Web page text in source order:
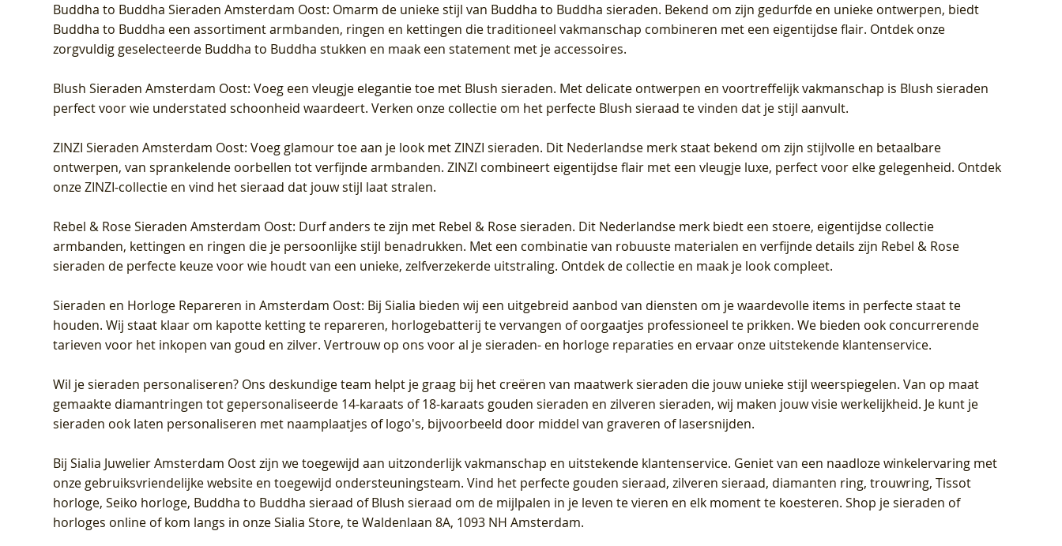
Buddha to Buddha Sieraden Amsterdam Oost: Omarm de unieke stijl van Buddha to Buddha sieraden. Bekend om zijn gedurfde en unieke ontwerpen, biedt
Buddha to Buddha een assortiment armbanden, ringen en kettingen die traditioneel vakmanschap combineren met een eigentijdse flair. Ontdek onze
zorgvuldig geselecteerde Buddha to Buddha stukken en maak een statement met je accessoires.
Blush Sieraden Amsterdam Oost: Voeg een vleugje elegantie toe met Blush sieraden. Met delicate ontwerpen en voortreffelijk vakmanschap is Blush sieraden
perfect voor wie understated schoonheid waardeert. Verken onze collectie om het perfecte Blush sieraad te vinden dat je stijl aanvult.
ZINZI Sieraden Amsterdam Oost: Voeg glamour toe aan je look met ZINZI sieraden. Dit Nederlandse merk staat bekend om zijn stijlvolle en betaalbare
ontwerpen, van sprankelende oorbellen tot verfijnde armbanden. ZINZI combineert eigentijdse flair met een vleugje luxe, perfect voor elke gelegenheid. Ontdek
onze ZINZI-collectie en vind het sieraad dat jouw stijl laat stralen.
Rebel & Rose Sieraden Amsterdam Oost: Durf anders te zijn met Rebel & Rose sieraden. Dit Nederlandse merk biedt een stoere, eigentijdse collectie
armbanden, kettingen en ringen die je persoonlijke stijl benadrukken. Met een combinatie van robuuste materialen en verfijnde details zijn Rebel & Rose
sieraden de perfecte keuze voor wie houdt van een unieke, zelfverzekerde uitstraling. Ontdek de collectie en maak je look compleet.
Sieraden en Horloge Repareren in Amsterdam Oost: Bij Sialia bieden wij een uitgebreid aanbod van diensten om je waardevolle items in perfecte staat te
houden. Wij staat klaar om kapotte ketting te repareren, horlogebatterij te vervangen of oorgaatjes professioneel te prikken. We bieden ook concurrerende
tarieven voor het inkopen van goud en zilver. Vertrouw op ons voor al je sieraden- en horloge reparaties en ervaar onze uitstekende klantenservice.
Wil je sieraden personaliseren? Ons deskundige team helpt je graag bij het creëren van maatwerk sieraden die jouw unieke stijl weerspiegelen. Van op maat
gemaakte diamantringen tot gepersonaliseerde 14-karaats of 18-karaats gouden sieraden en zilveren sieraden, wij maken jouw visie werkelijkheid. Je kunt je
sieraden ook laten personaliseren met naamplaatjes of logo's, bijvoorbeeld door middel van graveren of lasersnijden.
BijSialia Juwelier Amsterdam Oostzijn we toegewijd aan uitzonderlijk vakmanschap en uitstekende klantenservice. Geniet van een naadloze winkelervaring met
onze gebruiksvriendelijke website en toegewijd ondersteuningsteam. Vind het perfecte gouden sieraad, zilveren sieraad, diamanten ring, trouwring, Tissot
horloge, Seiko horloge, Buddha to Buddha sieraad of Blush sieraad om de mijlpalen in je leven te vieren en elk moment te koesteren. Shop je sieraden of
horloges online of kom langs in onze Sialia Store, te Waldenlaan 8A, 1093 NH Amsterdam.